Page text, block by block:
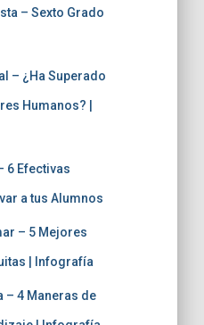
– Sexto Grado
– ¿Ha Superado
Humanos? |
6 Efectivas
a tus Alumnos
– 5 Mejores
| Infografía
– 4 Maneras de